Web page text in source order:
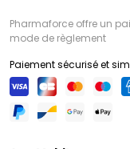
Pharmaforce offre un
mode de règlement
Paiement sécurisé et